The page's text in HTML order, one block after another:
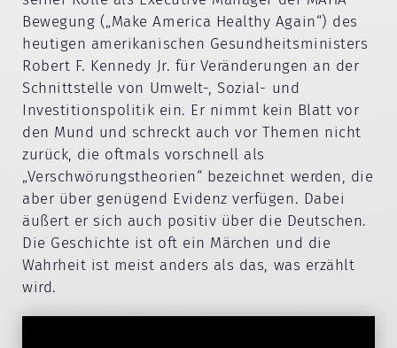
Bewegung („Make America Healthy Again“) des
heutigen amerikanischen Gesundheitsministers
Robert F. Kennedy Jr. für Veränderungen an der
Schnittstelle von Umwelt-, Sozial- und
Investitionspolitik ein. Er nimmt kein Blatt vor
den Mund und schreckt auch vor Themen nicht
zurück, die oftmals vorschnell als
„Verschwörungstheorien“ bezeichnet werden, die
aber über genügend Evidenz verfügen. Dabei
äußert er sich auch positiv über die Deutschen.
Die Geschichte ist oft ein Märchen und die
Wahrheit ist meist anders als das, was erzählt
wird.